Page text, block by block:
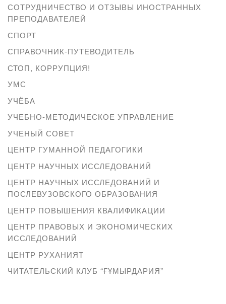
СОТРУДНИЧЕСТВО И ОТЗЫВЫ ИНОСТРАННЫХ
ПРЕПОДАВАТЕЛЕЙ
СПОРТ
СПРАВОЧНИК-ПУТЕВОДИТЕЛЬ
СТОП, КОРРУПЦИЯ!
УМС
УЧЁБА
УЧЕБНО-МЕТОДИЧЕСКОЕ УПРАВЛЕНИЕ
УЧЕНЫЙ СОВЕТ
ЦЕНТР ГУМАННОЙ ПЕДАГОГИКИ
ЦЕНТР НАУЧНЫХ ИССЛЕДОВАНИЙ
ЦЕНТР НАУЧНЫХ ИССЛЕДОВАНИЙ И
ПОСЛЕВУЗОВСКОГО ОБРАЗОВАНИЯ
ЦЕНТР ПОВЫШЕНИЯ КВАЛИФИКАЦИИ
ЦЕНТР ПРАВОВЫХ И ЭКОНОМИЧЕСКИХ
ИССЛЕДОВАНИЙ
ЦЕНТР РУХАНИЯТ
ЧИТАТЕЛЬСКИЙ КЛУБ “ҒҰМЫРДАРИЯ”